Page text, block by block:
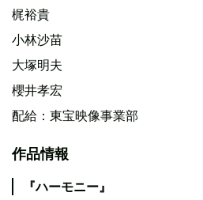
梶裕貴
小林沙苗
大塚明夫
櫻井孝宏
配給：東宝映像事業部
作品情報
『ハーモニー』